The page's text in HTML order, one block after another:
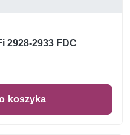
2928-2933 FDC
koszyka